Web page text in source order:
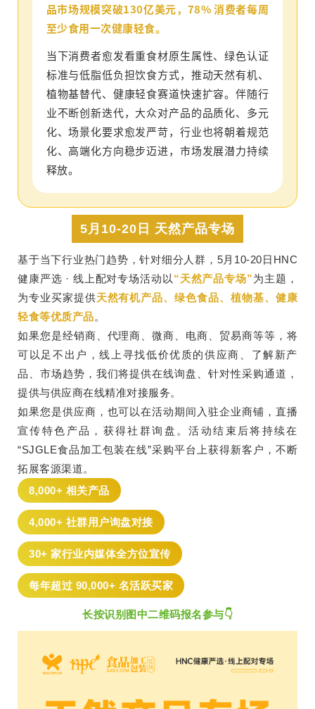
品市场规模突破130亿美元，78% 消费者每周
至少食用一次健康轻食。
当下消费者愈发看重食材原生属性、绿色认证
标准与低脂低负担饮食方式，推动天然有机、
植物基替代、健康轻食赛道快速扩容。伴随行
业不断创新迭代，大众对产品的品质化、多元
化、场景化要求愈发严苛，行业也将朝着规范
化、高端化方向稳步迈进，市场发展潜力持续
释放。
5月10-20日 天然产品专场
基于当下行业热门趋势，针对细分人群，5月10-20日HNC
健康严选 · 线上配对专场活动以 “天然产品专场”为主题，
为专业买家提供天然有机产品、绿色食品、植物基、健康
轻食等优质产品。
如果您是经销商、代理商、微商、电商、贸易商等等，将
可以足不出户，线上寻找低价优质的供应商、了解新产
品、市场趋势，我们将提供在线询盘、针对性采购通道，
提供与供应商在线精准对接服务。
如果您是供应商，也可以在活动期间入驻企业商铺，直播
宣传特色产品，获得社群询盘。活动结束后将持续在
“SJGLE食品加工包装在线”采购平台上获得新客户，不断
拓展客源渠道。
8,000+ 相关产品
4,000+ 社群用户询盘对接
30+ 家行业内媒体全方位宣传
每年超过 90,000+ 名活跃买家
长按识别图中二维码报名参与👇